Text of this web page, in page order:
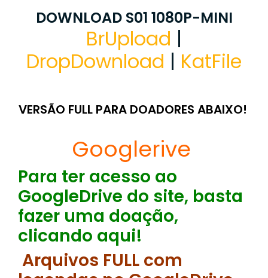
DOWNLOAD S01 1080P-MINI
BrUpload |
DropDownload | KatFile
VERSÃO FULL PARA DOADORES ABAIXO!
Googlerive
Para ter acesso ao
GoogleDrive do site, basta
fazer uma doação,
clicando aqui!
Arquivos FULL com